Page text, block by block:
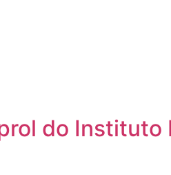
do Instituto